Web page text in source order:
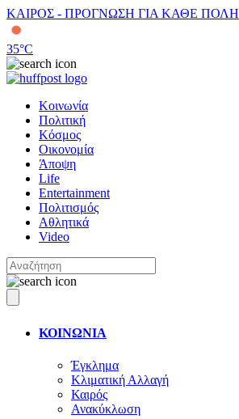
ΚΑΙΡΟΣ - ΠΡΟΓΝΩΣΗ ΓΙΑ ΚΑΘΕ ΠΟΛΗ
35°C
Κοινωνία
Πολιτική
Κόσμος
Οικονομία
Άποψη
Life
Entertainment
Πολιτισμός
Αθλητικά
Video
ΚΟΙΝΩΝΙΑ
Έγκλημα
Κλιματική Αλλαγή
Καιρός
Ανακύκλωση